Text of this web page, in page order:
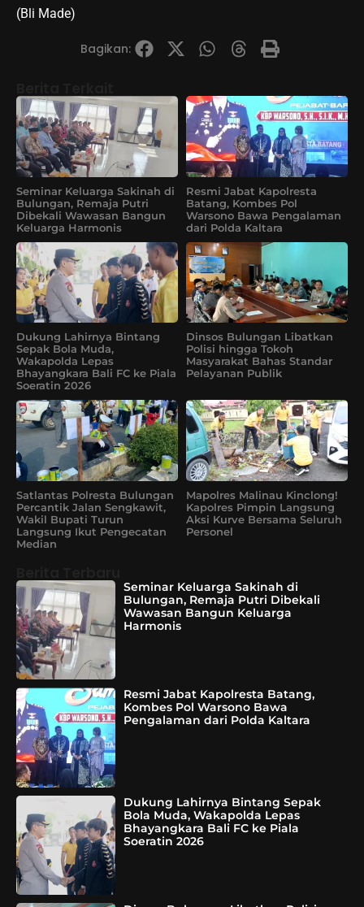
(Bli Made)
Bagikan:
Seminar Keluarga Sakinah di
Bulungan, Remaja Putri
Dibekali Wawasan Bangun
Keluarga Harmonis
Resmi Jabat Kapolresta
Batang, Kombes Pol
Warsono Bawa Pengalaman
dari Polda Kaltara
Dukung Lahirnya Bintang
Sepak Bola Muda,
Wakapolda Lepas
Bhayangkara Bali FC ke Piala
Soeratin 2026
Dinsos Bulungan Libatkan
Polisi hingga Tokoh
Masyarakat Bahas Standar
Pelayanan Publik
Satlantas Polresta Bulungan
Percantik Jalan Sengkawit,
Wakil Bupati Turun
Langsung Ikut Pengecatan
Median
Mapolres Malinau Kinclong!
Kapolres Pimpin Langsung
Aksi Kurve Bersama Seluruh
Personel
Seminar Keluarga Sakinah di
Bulungan, Remaja Putri Dibekali
Wawasan Bangun Keluarga
Harmonis
Resmi Jabat Kapolresta Batang,
Kombes Pol Warsono Bawa
Pengalaman dari Polda Kaltara
Dukung Lahirnya Bintang Sepak
Bola Muda, Wakapolda Lepas
Bhayangkara Bali FC ke Piala
Soeratin 2026